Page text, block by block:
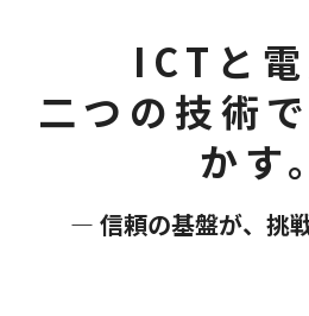
ICTと電
二つの技術
かす。
― 信頼の基盤が、挑